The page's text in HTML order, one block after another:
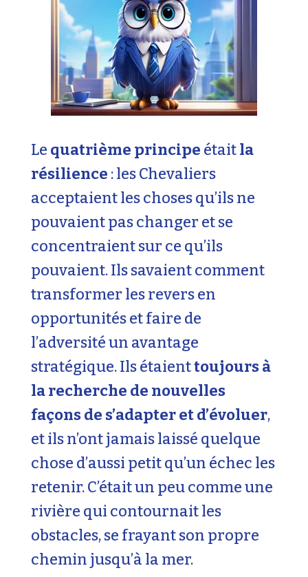
Le quatrième principe étaitla
résilience : les Chevaliers
acceptaient les choses qu’ils ne
pouvaient pas changer et se
concentraient sur ce qu’ils
pouvaient. Ils savaient comment
transformer les revers en
opportunités et faire de
l’adversité un avantage
stratégique. Ils étaienttoujours à
la recherche de nouvelles
façons de s’adapter et d’évoluer,
et ils n’ont jamais laissé quelque
chose d’aussi petit qu’un échec les
retenir. C’était un peu comme une
rivière qui contournait les
obstacles, se frayant son propre
chemin jusqu’à la mer.